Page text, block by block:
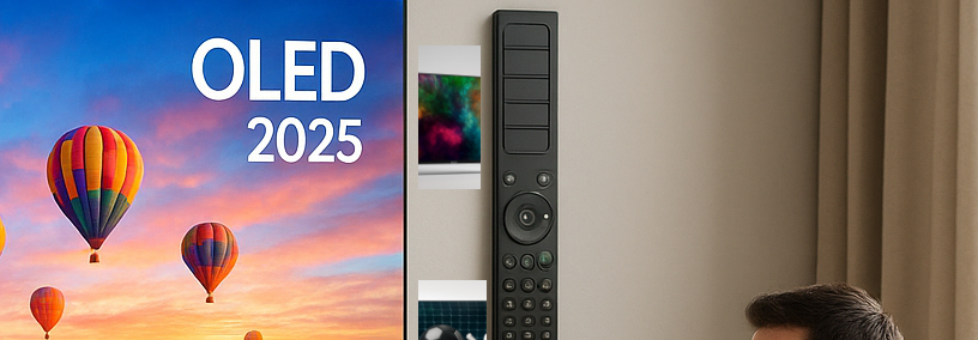
MEDION 40″ Full HD con VIDAA
e triplo tuner, la smart TV
compatta perfetta per
seconde stanze ora in offerta
Haier H65K85FUX 65″ 4K
Google TV, la smart TV